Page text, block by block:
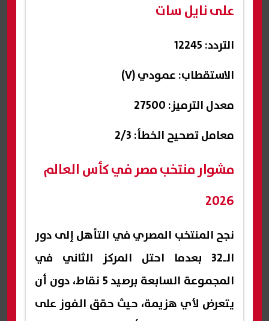
على نايل سات
التردد: 12245
الاستقطاب: عمودي (V)
معدل الترميز: 27500
معامل تصحيح الخطأ: 2/3
مشوار منتخب مصر في كأس العالم
2026
نجح المنتخب المصري في التأهل إلى دور
الـ32 بعدما احتل المركز الثاني في
المجموعة السابعة برصيد 5 نقاط، دون أن
يتعرض لأي هزيمة، حيث حقق الفوز على